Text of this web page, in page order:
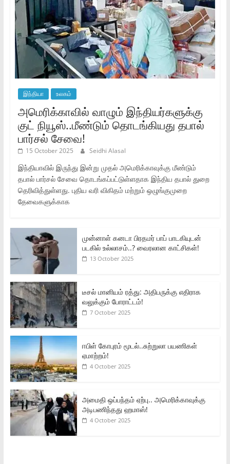
இந்தியா உலகம்
அமெரிக்காவில் வாழும் இந்தியர்களுக்கு
குட் நியூஸ்..மீண்டும் தொடங்கியது தபால்
பார்சல் சேவை!
15 October 2025 Seidhi Alasal
இந்தியாவில் இருந்து இன்று முதல் அமெரிக்காவுக்கு மீண்டும்
தபால் பார்சல் சேவை தொடங்கப்பட்டுள்ளதாக இந்திய தபால் துறை
தெரிவித்துள்ளது. புதிய வரி விகிதம் மற்றும் ஒழுங்குமுறை
தேவைகளுக்காக
முன்னாள் கனடா பிரதமர் பாப் பாடகியுடன்
படகில் உல்லாசம்..? வைரலான காட்சிகள்!
13 October 2025
டீசல் மானியம் ரத்து: அதிபருக்கு எதிராக
வலுக்கும் போராட்டம்!
7 October 2025
ஈபிள் கோபுரம் மூடல்..சுற்றுலா பயணிகள்
ஏமாற்றம்!
4 October 2025
அமைதி ஒப்பந்தம் ஏற்பு.. அமெரிக்காவுக்கு
அடிபணிந்தது ஹமாஸ்!
4 October 2025